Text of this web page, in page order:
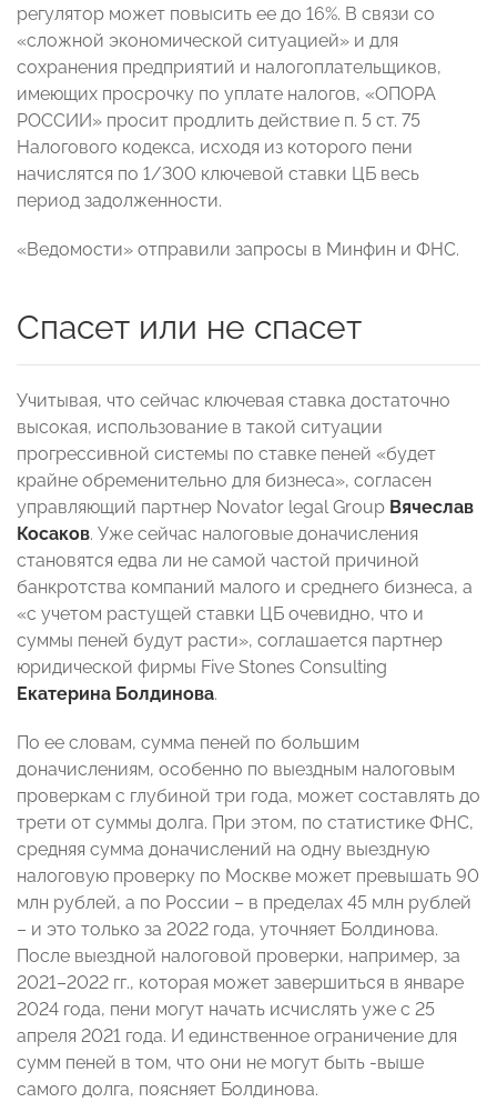
регулятор может повысить ее до 16%. В связи со
«сложной экономической ситуацией» и для
сохранения предприятий и налогоплательщиков,
имеющих просрочку по уплате налогов, «ОПОРА
РОССИИ» просит продлить действие п. 5 ст. 75
Налогового кодекса, исходя из которого пени
начислятся по 1/300 ключевой ставки ЦБ весь
период задолженности.
«Ведомости» отправили запросы в Минфин и ФНС.
Спасет или не спасет
Учитывая, что сейчас ключевая ставка достаточно
высокая, использование в такой ситуации
прогрессивной системы по ставке пеней «будет
крайне обременительно для бизнеса», согласен
управляющий партнер Novator legal Group Вячеслав
Косаков. Уже сейчас налоговые доначисления
становятся едва ли не самой частой причиной
банкротства компаний малого и среднего бизнеса, а
«с учетом растущей ставки ЦБ очевидно, что и
суммы пеней будут расти», соглашается партнер
юридической фирмы Five Stones Consulting
Екатерина Болдинова.
По ее словам, сумма пеней по большим
доначислениям, особенно по выездным налоговым
проверкам с глубиной три года, может составлять до
трети от суммы долга. При этом, по статистике ФНС,
средняя сумма доначислений на одну выездную
налоговую проверку по Москве может превышать 90
млн рублей, а по России – в пределах 45 млн рублей
– и это только за 2022 года, уточняет Болдинова.
После выездной налоговой проверки, например, за
2021–2022 гг., которая может завершиться в январе
2024 года, пени могут начать исчислять уже с 25
апреля 2021 года. И единственное ограничение для
сумм пеней в том, что они не могут быть -выше
самого долга, поясняет Болдинова.